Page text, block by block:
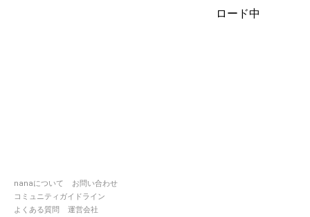
nanaについて
お問い合わせ
コミュニティガイドライン
よくある質問
運営会社
ロード中